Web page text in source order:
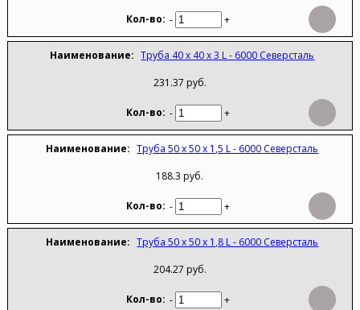
- +
Труба 40 х 40 х 3 L - 6000 Северсталь
231.37 руб.
- +
Труба 50 х 50 х 1,5 L - 6000 Северсталь
188.3 руб.
- +
Труба 50 х 50 х 1,8 L - 6000 Северсталь
204.27 руб.
- +